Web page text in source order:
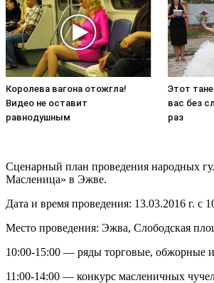
Королева вагона отожгла!
Видео не оставит
равнодушным
Этот
вас без
раз
Сценарный план проведения народных
Масленица» в Эжве.
Дата и время проведения: 13.03.2016 г. с
Место проведения: Эжва, Слободская
10:00-15:00 — ряды торговые, обжорные
11:00-14:00 — конкурс масленичных